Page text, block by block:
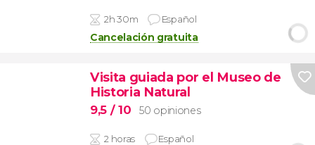
2h 30m Español
Cancelación gratuita
Visita guiada por el Museo de
Historia Natural
9,5 / 10 50 opiniones
2 horas Español